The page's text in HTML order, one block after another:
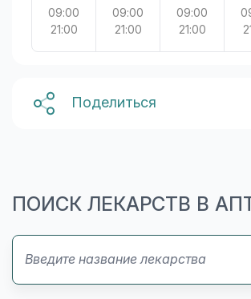
09:00
21:00
09:00
21:00
09:00
21:00
Поделиться
ПОИСК ЛЕКАРСТВ В